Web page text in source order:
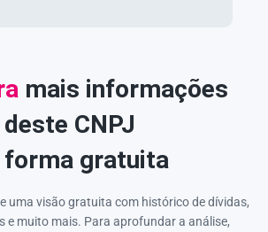
mais informações
deste CNPJ
forma gratuita
uma visão gratuita com histórico de dívidas,
e muito mais. Para aprofundar a análise,